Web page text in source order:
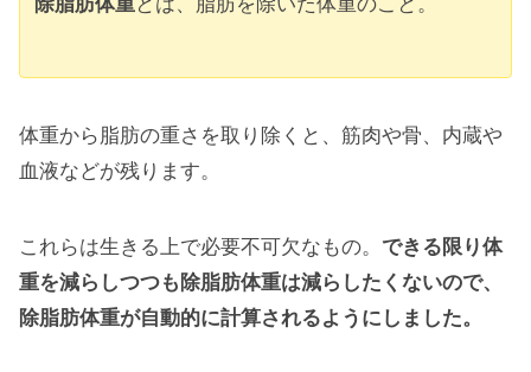
体重から脂肪の重さを取り除くと、筋肉や骨、内蔵や
血液などが残ります。
これらは生きる上で必要不可欠なもの。 できる限り体
重を減らしつつも除脂肪体重は減らしたくないので、
除脂肪体重が自動的に計算されるようにしました。